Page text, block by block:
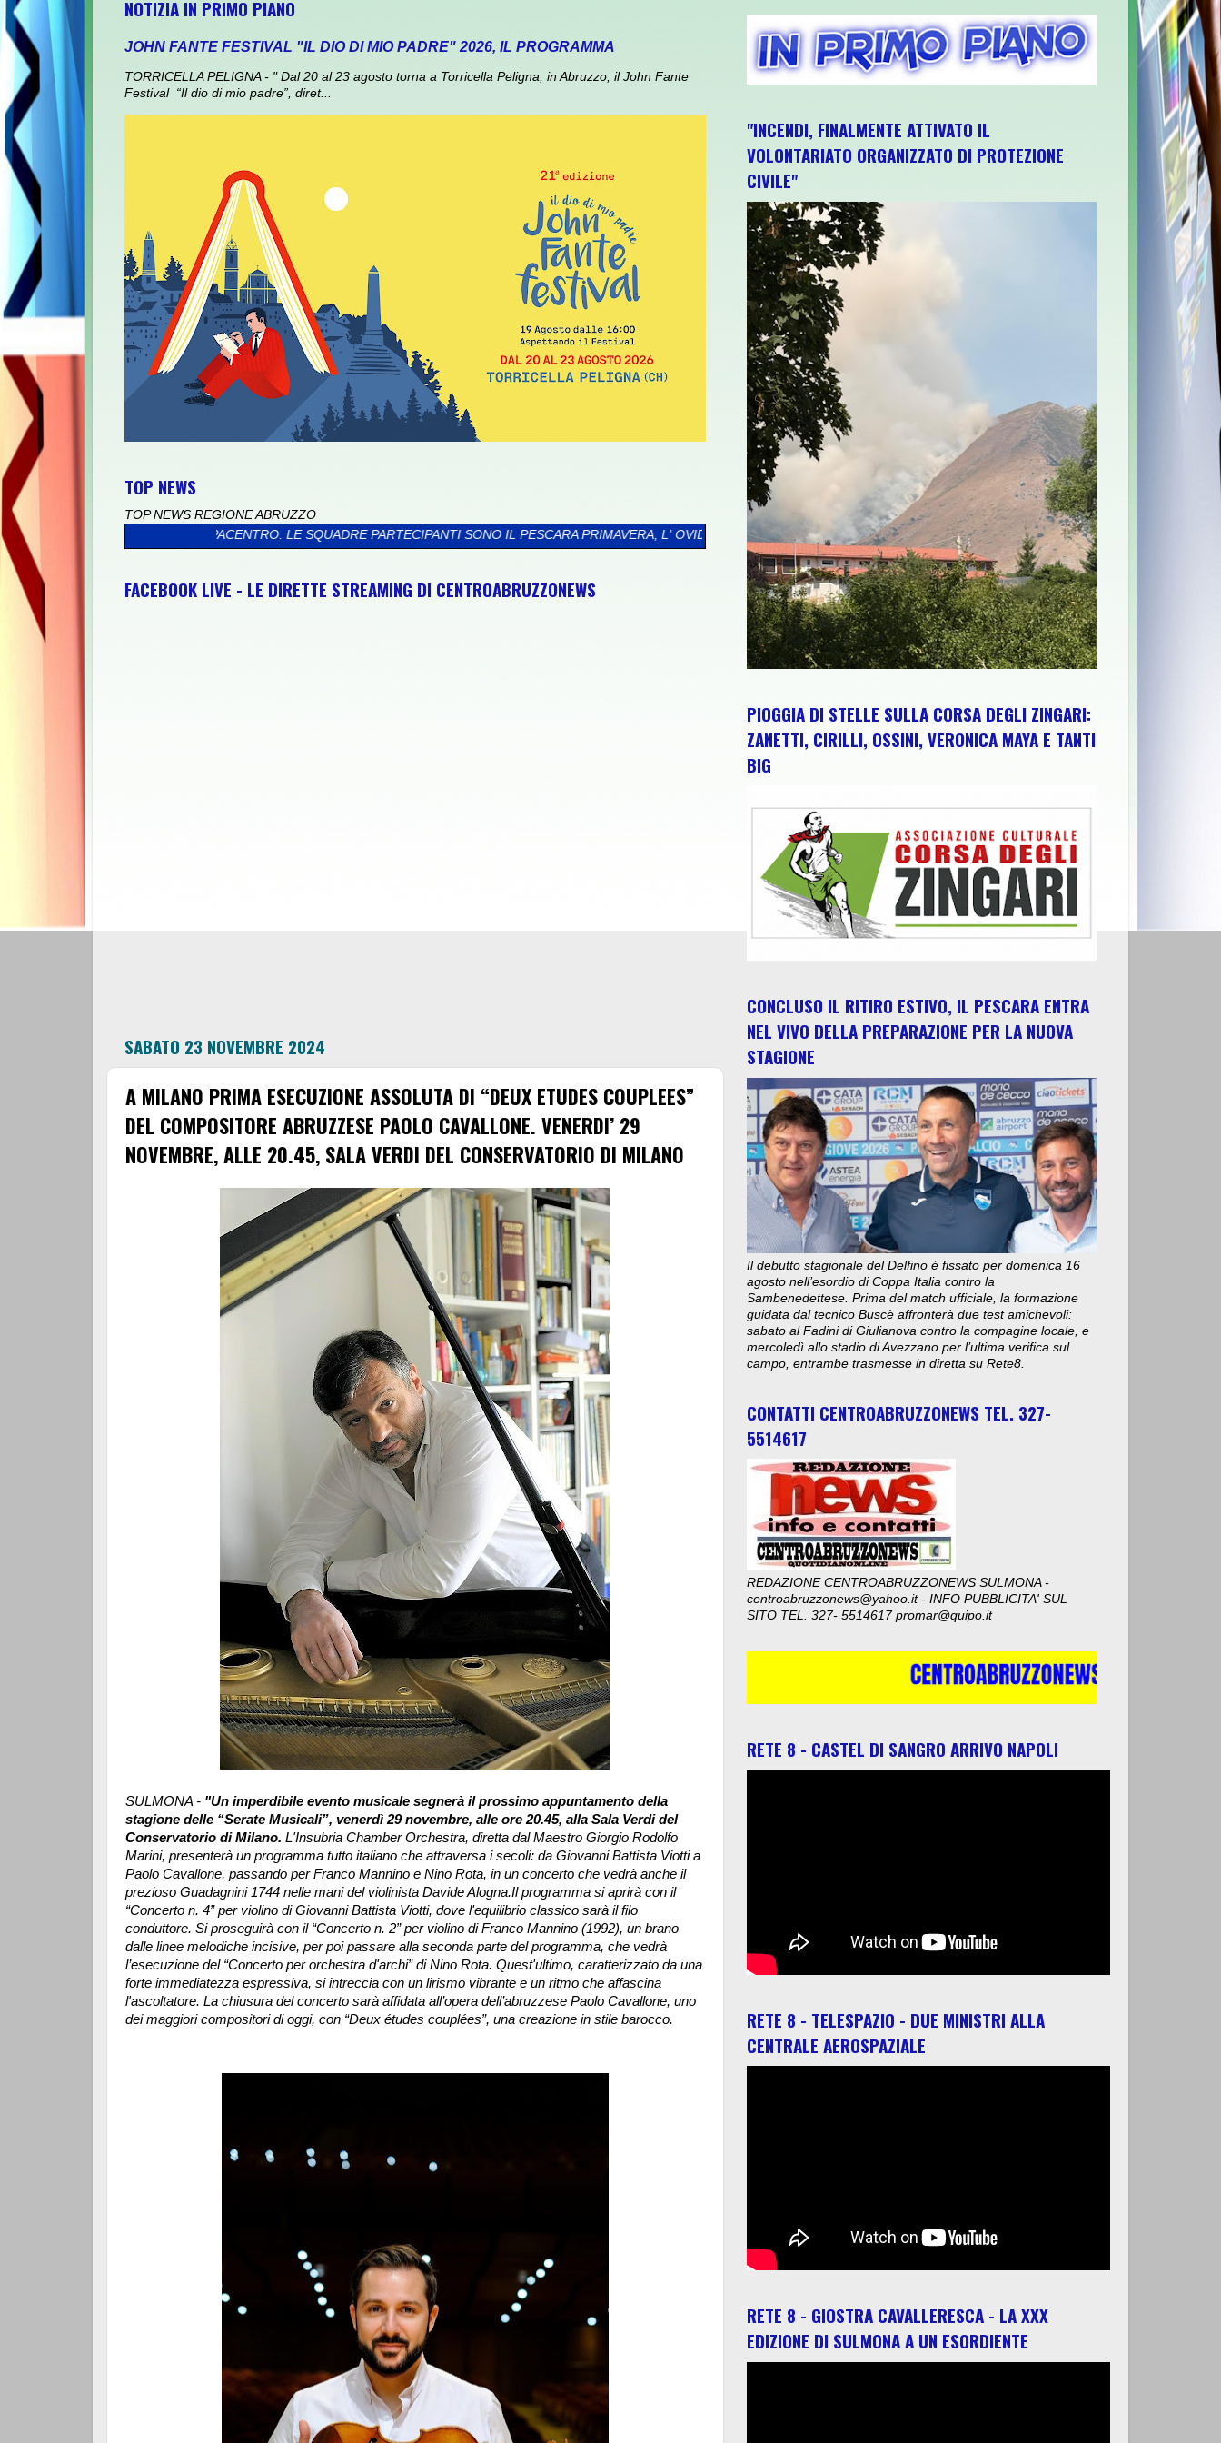
NOTIZIA IN PRIMO PIANO
JOHN FANTE FESTIVAL "IL DIO DI MIO PADRE" 2026, IL PROGRAMMA
TORRICELLA PELIGNA - " Dal 20 al 23 agosto torna a Torricella Peligna, in Abruzzo, il John Fante
Festival “Il dio di mio padre”, diret...
TOP NEWS
TOP NEWS REGIONE ABRUZZO
A PACENTRO. LE SQUADRE PARTECIPANTI SONO IL PESCARA PRIMAVERA, L' OVIDIANA SULMONA E IL FERENTINO >> JOHN FANTE FESTIVAL "IL DIO DI MIO PADRE" 2026, IL PROGRAMMA
FACEBOOK LIVE - LE DIRETTE STREAMING DI CENTROABRUZZONEWS
SABATO 23 NOVEMBRE 2024
A MILANO PRIMA ESECUZIONE ASSOLUTA DI “DEUX ETUDES COUPLEES”
DEL COMPOSITORE ABRUZZESE PAOLO CAVALLONE. VENERDI’ 29
NOVEMBRE, ALLE 20.45, SALA VERDI DEL CONSERVATORIO DI MILANO
SULMONA - "Un imperdibile evento musicale segnerà il prossimo appuntamento della
stagione delle “Serate Musicali”, venerdì 29 novembre, alle ore 20.45, alla Sala Verdi del
Conservatorio di Milano. L'Insubria Chamber Orchestra, diretta dal Maestro Giorgio Rodolfo
Marini, presenterà un programma tutto italiano che attraversa i secoli: da Giovanni Battista Viotti a
Paolo Cavallone, passando per Franco Mannino e Nino Rota, in un concerto che vedrà anche il
prezioso Guadagnini 1744 nelle mani del violinista Davide Alogna.Il programma si aprirà con il
“Concerto n. 4” per violino di Giovanni Battista Viotti, dove l'equilibrio classico sarà il filo
conduttore. Si proseguirà con il “Concerto n. 2” per violino di Franco Mannino (1992), un brano
dalle linee melodiche incisive, per poi passare alla seconda parte del programma, che vedrà
l’esecuzione del “Concerto per orchestra d'archi” di Nino Rota. Quest'ultimo, caratterizzato da una
forte immediatezza espressiva, si intreccia con un lirismo vibrante e un ritmo che affascina
l'ascoltatore. La chiusura del concerto sarà affidata all’opera dell’abruzzese Paolo Cavallone, uno
dei maggiori compositori di oggi, con “Deux études couplées”, una creazione in stile barocco.
"INCENDI, FINALMENTE ATTIVATO IL
VOLONTARIATO ORGANIZZATO DI PROTEZIONE
CIVILE"
PIOGGIA DI STELLE SULLA CORSA DEGLI ZINGARI:
ZANETTI, CIRILLI, OSSINI, VERONICA MAYA E TANTI
BIG
CONCLUSO IL RITIRO ESTIVO, IL PESCARA ENTRA
NEL VIVO DELLA PREPARAZIONE PER LA NUOVA
STAGIONE
Il debutto stagionale del Delfino è fissato per domenica 16
agosto nell’esordio di Coppa Italia contro la
Sambenedettese. Prima del match ufficiale, la formazione
guidata dal tecnico Buscè affronterà due test amichevoli:
sabato al Fadini di Giulianova contro la compagine locale, e
mercoledì allo stadio di Avezzano per l’ultima verifica sul
campo, entrambe trasmesse in diretta su Rete8.
CONTATTI CENTROABRUZZONEWS TEL. 327-
5514617
REDAZIONE CENTROABRUZZONEWS SULMONA -
centroabruzzonews@yahoo.it - INFO PUBBLICITA' SUL
SITO TEL. 327- 5514617 promar@quipo.it
RETE 8 - CASTEL DI SANGRO ARRIVO NAPOLI
RETE 8 - TELESPAZIO - DUE MINISTRI ALLA
CENTRALE AEROSPAZIALE
RETE 8 - GIOSTRA CAVALLERESCA - LA XXX
EDIZIONE DI SULMONA A UN ESORDIENTE